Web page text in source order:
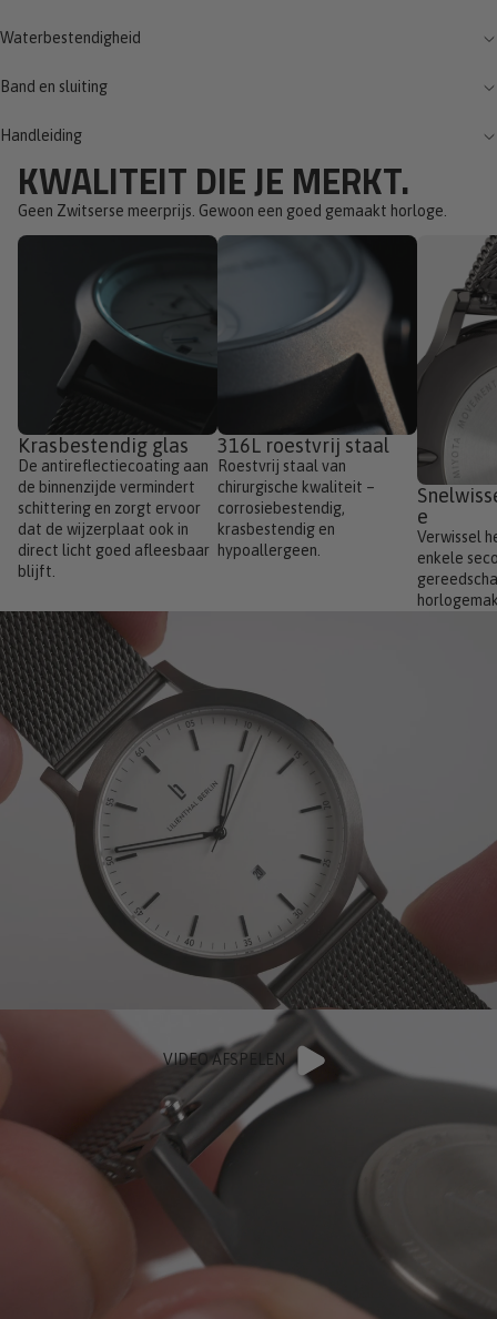
Waterbestendigheid
Band en sluiting
Handleiding
KWALITEIT DIE JE MERKT.
Geen Zwitserse meerprijs. Gewoon een goed gemaakt horloge.
Krasbestendig glas
De antireflectiecoating aan
de binnenzijde vermindert
schittering en zorgt ervoor
dat de wijzerplaat ook in
direct licht goed afleesbaar
blijft.
316L roestvrij staal
Roestvrij staal van
chirurgische kwaliteit –
corrosiebestendig,
krasbestendig en
hypoallergeen.
e
Verwissel
enkele
VIDEO AFSPELEN